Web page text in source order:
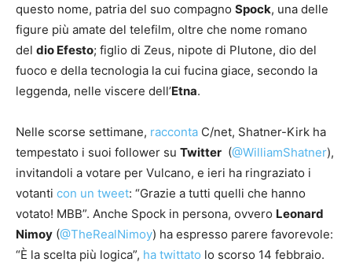
questo nome, patria del suo compagno Spock, una delle
figure più amate del telefilm, oltre che nome romano
del dio Efesto; figlio di Zeus, nipote di Plutone, dio del
fuoco e della tecnologia la cui fucina giace, secondo la
leggenda, nelle viscere dell’Etna.
Nelle scorse settimane, racconta C/net, Shatner-Kirk ha
tempestato i suoi follower su Twitter (@WilliamShatner),
invitandoli a votare per Vulcano, e ieri ha ringraziato i
votanti con un tweet: “Grazie a tutti quelli che hanno
votato! MBB”. Anche Spock in persona, ovvero Leonard
Nimoy (@TheRealNimoy) ha espresso parere favorevole:
“È la scelta più logica”, ha twittato lo scorso 14 febbraio.